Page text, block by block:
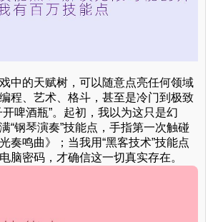
中的天赋树，可以随意点亮任何领域
程、艺术、格斗，甚至是冷门到极致
啤酒瓶”。起初，我以为这只是幻
“钢琴演奏”技能点，手指第一次触碰
奏鸣曲》；当我用“黑客技术”技能点
脑密码，才确信这一切真实存在。